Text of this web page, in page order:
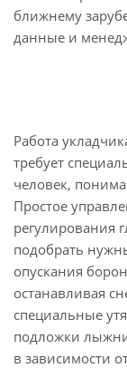
ближнему
данные и
Работа
требует
человек,
Простое
регулирования
подобрать
опускания
останавливая
специальные
подложки
в зависимости